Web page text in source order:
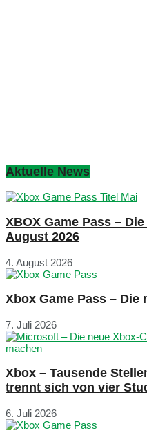
Aktuelle News
XBOX Game Pass –
August 2026
4. August 2026
Xbox Game Pass – Die
7. Juli 2026
Xbox – Tausende
trennt sich von vier
6. Juli 2026